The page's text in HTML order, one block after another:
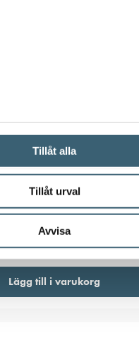
Tillåt alla
Tillåt urval
Avvisa
Tryckstegrings­enhet
Lägg till i varukorg